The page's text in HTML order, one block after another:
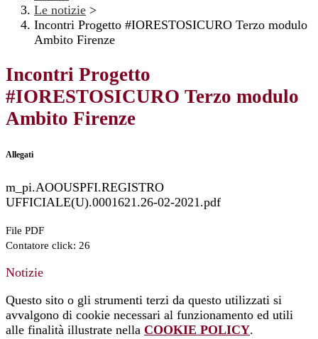
Le notizie >
Incontri Progetto #IORESTOSICURO Terzo modulo
Ambito Firenze
Incontri Progetto
#IORESTOSICURO Terzo modulo
Ambito Firenze
Allegati
m_pi.AOOUSPFI.REGISTRO
UFFICIALE(U).0001621.26-02-2021.pdf
File PDF
Contatore click: 26
Notizie
Questo sito o gli strumenti terzi da questo utilizzati si
avvalgono di cookie necessari al funzionamento ed utili
alle finalità illustrate nella COOKIE POLICY.